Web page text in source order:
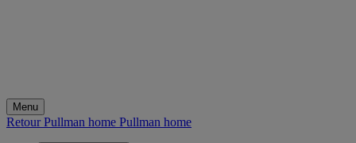
Menu
Retour Pullman home Pullman home